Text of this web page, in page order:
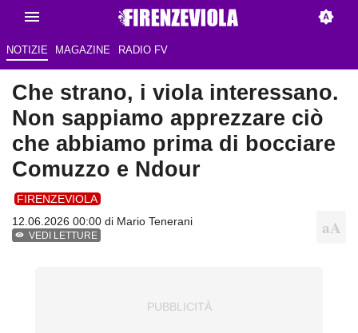
NOTIZIE MAGAZINE RADIO FV
Che strano, i viola interessano.
Non sappiamo apprezzare ciò
che abbiamo prima di bocciare
Comuzzo e Ndour
FIRENZEVIOLA
12.06.2026 00:00 di Mario Tenerani
VEDI LETTURE